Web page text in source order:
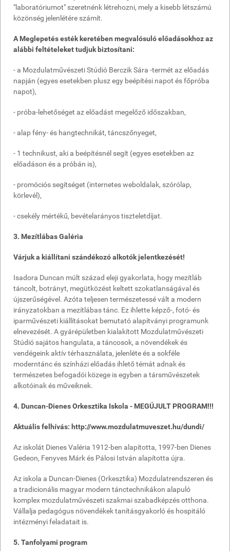
"laboratóriumot" szeretnénk létrehozni, mely a kisebb létszámú
közönség jelenlétére számít.
A Meglepetés esték keretében megvalósuló előadásokhoz az
alábbi feltételeket tudjuk biztosítani:
- a Mozdulatművészeti Stúdió Berczik Sára -termét az előadás
napján (egyes esetekben plusz egy beépítési napot és főpróba
napot),
- próba-lehetőséget az előadást megelőző időszakban,
- alap fény- és hangtechnikát, táncszőnyeget,
- 1 technikust, aki a beépítésnél segít (egyes esetekben az
előadáson és a próbán is),
- promóciós segítséget (internetes weboldalak, szórólap,
körlevél),
- csekély mértékű, bevételarányos tiszteletdíjat.
3. Mezítlábas Galéria
Várjuk a kiállítani szándékozó alkotók jelentkezését!
Isadora Duncan múlt század eleji gyakorlata, hogy mezítláb
táncolt, botrányt, megütközést keltett szokatlanságával és
újszerűségével. Azóta teljesen természetessé vált a modern
irányzatokban a mezítlábas tánc. Ez ihlette képző-, fotó- és
iparművészeti kiállításokat bemutató alapítványi programunk
elnevezését. A gyárépületben kialakított Mozdulatművészeti
Stúdió sajátos hangulata, a táncosok, a növendékek és
vendégeink aktív térhasználata, jelenléte és a sokféle
moderntánc és színházi előadás ihlető témát adnak és
természetes befogadói közege is egyben a társművészetek
alkotóinak és műveiknek.
4. Duncan-Dienes Orkesztika Iskola - MEGÚJULT PROGRAM!!!
Aktuális felhívás: http://www.mozdulatmuveszet.hu/dundi/
Az iskolát Dienes Valéria 1912-ben alapította, 1997-ben Dienes
Gedeon, Fenyves Márk és Pálosi István alapította újra.
Az iskola a Duncan-Dienes (Orkesztika) Mozdulatrendszeren és
a tradicionális magyar modern tánctechnikákon alapuló
komplex mozdulatművészeti szakmai szabadképzés otthona.
Vállalja pedagógus növendékek tanításgyakorló és hospitáló
intézményi feladatait is.
5. Tanfolyami program